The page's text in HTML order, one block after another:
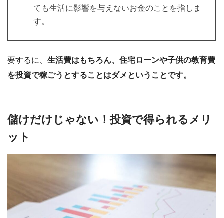
ても生活に影響を与えないお金のことを指しま
す。
要するに、 生活費はもちろん、住宅ローンや子供の教育費
を投資で稼ごうとすることはダメということです。
儲けだけじゃない！投資で得られるメリ
ット